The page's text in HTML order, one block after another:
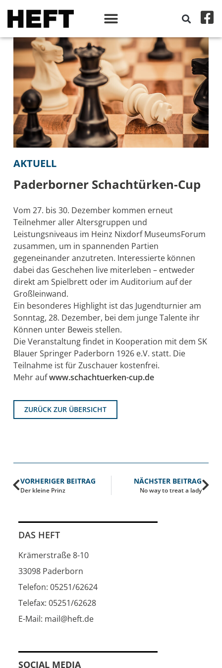
AKTUELL
Paderborner Schachtürken-Cup
Vom 27. bis 30. Dezember kommen erneut
Teilnehmer aller Altersgruppen und
Leistungsniveaus im Heinz Nixdorf MuseumsForum
zusammen, um in spannenden Partien
gegeneinander anzutreten. Interessierte können
dabei das Geschehen live miterleben – entweder
direkt am Spielbrett oder im Auditorium auf der
Großleinwand.
Ein besonderes Highlight ist das Jugendturnier am
Sonntag, 28. Dezember, bei dem junge Talente ihr
Können unter Beweis stellen.
Die Veranstaltung findet in Kooperation mit dem SK
Blauer Springer Paderborn 1926 e.V. statt. Die
Teilnahme ist für Zuschauer kostenfrei.
Mehr aufwww.schachtuerken-cup.de
ZURÜCK ZUR ÜBERSICHT
VORHERIGER BEITRAG
Der kleine Prinz
NÄCHSTER BEITRAG
No way to treat a lady
DAS HEFT
Krämerstraße 8-10
33098 Paderborn
Telefon: 05251/62624
Telefax: 05251/62628
E-Mail: mail@heft.de
SOCIAL MEDIA